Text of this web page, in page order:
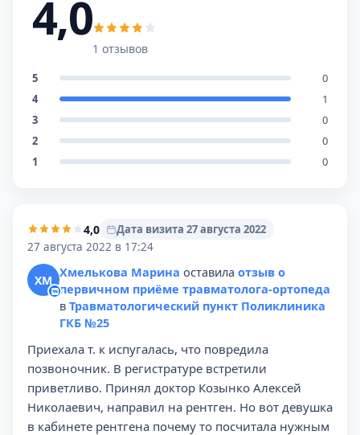
4,0
1 отзывов
5
0
4
1
3
0
2
0
1
0
4,0
Дата визита 27 августа 2022
27 августа 2022 в 17:24
ХМ Хмелькова Марина оставила отзыв о
первичном приёме травматолога-ортопеда
в Травматологический пункт Поликлиника
ГКБ №25
Приехала т. к испугалась, что повредила
позвоночник. В регистратуре встретили
приветливо. Принял доктор Козынко Алексей
Николаевич, направил на рентген. Но вот девушка
в кабинете рентгена почему то посчитала нужным